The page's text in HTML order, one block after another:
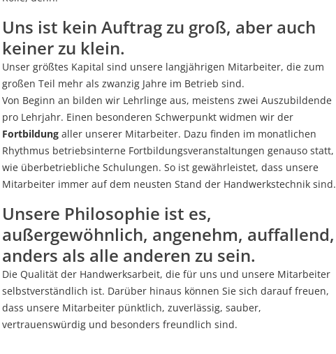
Uns ist kein Auftrag zu groß, aber auch
keiner zu klein.
Unser größtes Kapital sind unsere langjährigen Mitarbeiter, die zum
großen Teil mehr als zwanzig Jahre im Betrieb sind.
Von Beginn an bilden wir Lehrlinge aus, meistens zwei Auszubildende
pro Lehrjahr. Einen besonderen Schwerpunkt widmen wir der
Fortbildung aller unserer Mitarbeiter. Dazu finden im monatlichen
Rhythmus betriebsinterne Fortbildungsveranstaltungen genauso statt,
wie überbetriebliche Schulungen. So ist gewährleistet, dass unsere
Mitarbeiter immer auf dem neusten Stand der Handwerkstechnik sind.
Unsere Philosophie ist es,
außergewöhnlich, angenehm, auffallend,
anders als alle anderen zu sein.
Die Qualität der Handwerksarbeit, die für uns und unsere Mitarbeiter
selbstverständlich ist. Darüber hinaus können Sie sich darauf freuen,
dass unsere Mitarbeiter pünktlich, zuverlässig, sauber,
vertrauenswürdig und besonders freundlich sind.